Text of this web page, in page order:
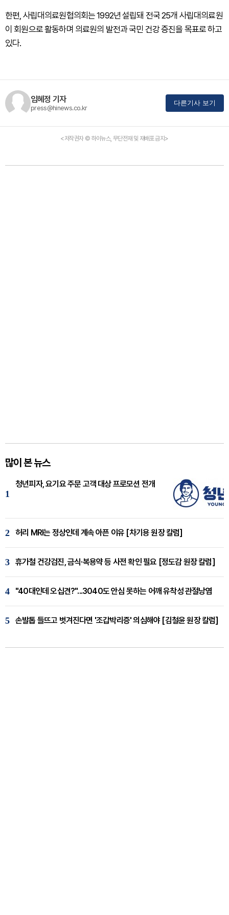
한편, 사립대의료원협의회는 1992년 설립돼 전국 25개 사립대의료원
이 회원으로 활동하며 의료원의 발전과 국민 건강 증진을 목표로 하고
있다.
임혜정 기자
press@hinews.co.kr
다른기사 보기
<저작권자 © 하이뉴스, 무단전재 및 재배포 금지>
많이 본 뉴스
1
청년피자, 요기요 주문 고객 대상 프로모션 전개
2 허리 MRI는 정상인데 계속 아픈 이유 [차기용 원장 칼럼]
3 휴가철 건강검진, 금식·복용약 등 사전 확인 필요 [정도감 원장 칼럼]
4 "40대인데 오십견?"...3040도 안심 못하는 어깨 유착성 관절낭염
5 손발톱 들뜨고 벗겨진다면 '조갑박리증' 의심해야 [김철윤 원장 칼럼]